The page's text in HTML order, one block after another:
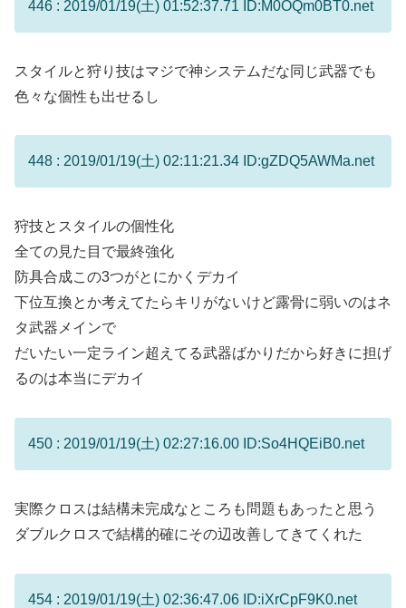
446 : 2019/01/19(土) 01:52:37.71 ID:M0OQm0BT0.net
スタイルと狩り技はマジで神システムだな同じ武器でも
色々な個性も出せるし
448 : 2019/01/19(土) 02:11:21.34 ID:gZDQ5AWMa.net
狩技とスタイルの個性化
全ての見た目で最終強化
防具合成この3つがとにかくデカイ
下位互換とか考えてたらキリがないけど露骨に弱いのはネ
タ武器メインで
だいたい一定ライン超えてる武器ばかりだから好きに担げ
るのは本当にデカイ
450 : 2019/01/19(土) 02:27:16.00 ID:So4HQEiB0.net
実際クロスは結構未完成なところも問題もあったと思う
ダブルクロスで結構的確にその辺改善してきてくれた
454 : 2019/01/19(土) 02:36:47.06 ID:iXrCpF9K0.net